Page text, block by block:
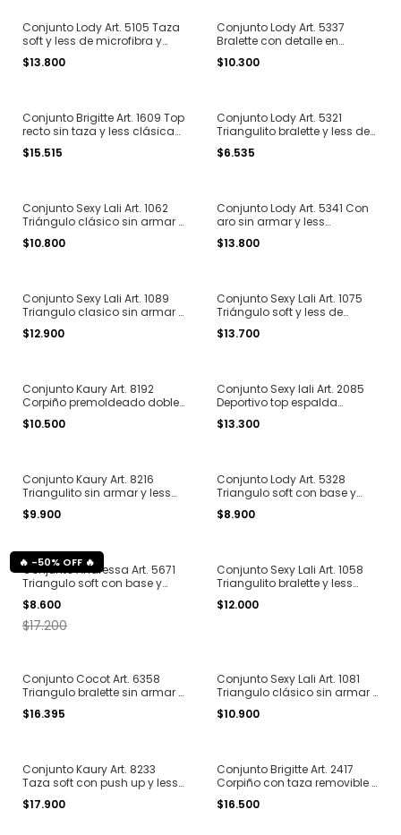
Conjunto Lody Art. 5105 Taza
soft y less de microfibra y
puntilla T. 85 al 110
$13.800
Conjunto Lody Art. 5337
Bralette con detalle en
espalda y less de puntilla T.
85 al 100
$10.300
Conjunto Brigitte Art. 1609 Top
recto sin taza y less clásica
de microfibra doble T. 85 al
105
$15.515
Conjunto Lody Art. 5321
Triangulito bralette y less de
puntilla T. 85 al 100
$6.535
Conjunto Sexy Lali Art. 1062
Triángulo clásico sin armar y
less algodón liso T. 85 al 100
$10.800
Conjunto Lody Art. 5341 Con
aro sin armar y less
regulable de microfibra y
puntilla T. 85 al 100
$13.800
Conjunto Sexy Lali Art. 1089
Triangulo clasico sin armar y
less regulable algodón
morley T. 90 al 110
$12.900
Conjunto Sexy Lali Art. 1075
Triángulo soft y less de
algodón liso clásico T. 85 al
100
$13.700
Conjunto Kaury Art. 8192
Corpiño premoldeado doble
tela y less de microfibra T. 90
al 105
$10.500
Conjunto Sexy lali Art. 2085
Deportivo top espalda
cruzada y culotte de
algodón T. 85 al 100
$13.300
Conjunto Kaury Art. 8216
Triangulito sin armar y less
de microfibra y elástico
personalizado T. 85 al 100
$9.900
Conjunto Lody Art. 5328
Triangulo soft con base y
less de microfibra y puntilla
T. 85 al 100
$8.900
Conjunto Andressa Art. 5671
Triangulo soft con base y
less puntilla T. 85 al 95
$8.600
-50% OFF
$17.200
Conjunto Sexy Lali Art. 1058
Triangulito bralette y less
regulable de puntilla y tul T.
85 al 100
$12.000
Conjunto Cocot Art. 6358
Triangulo bralette sin armar y
tangaless de tul bordado T.
85 al 100
$16.395
Conjunto Sexy Lali Art. 1081
Triangulo clásico sin armar y
less de algodón liso T. 85 al
100
$10.900
Conjunto Kaury Art. 8233
Taza soft con push up y less
regulable de puntilla T. 85 al
100
$17.900
Conjunto Brigitte Art. 2417
Corpiño con taza removible y
less regulable de microfibra
lisa T. 85 al 105
$16.500